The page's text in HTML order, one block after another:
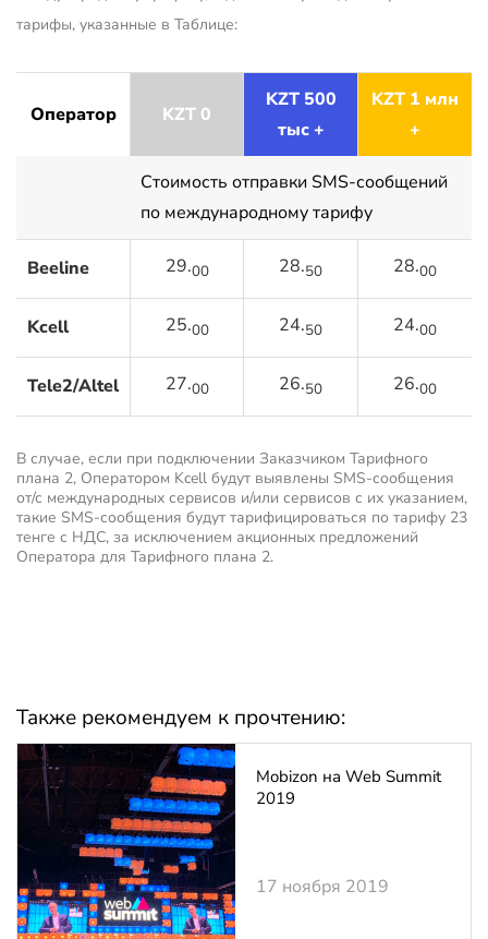
тарифы, указанные в Таблице:
Оператор KZT 0
KZT 500
тыс +
KZT 1 млн
+
Стоимость отправки SMS-сообщений
по международному тарифу
Beeline 29.00 28.50 28.00
Kcell 25.00 24.50 24.00
Tele2/Altel 27.00 26.50 26.00
В случае, если при подключении Заказчиком Тарифного
плана 2, Оператором Kcell будут выявлены SMS-сообщения
от/с международных сервисов и/или сервисов с их указанием,
такие SMS-сообщения будут тарифицироваться по тарифу 23
тенге с НДС, за исключением акционных предложений
Оператора для Тарифного плана 2.
Также рекомендуем к прочтению:
Mobizon на Web Summit
2019
17 ноября 2019